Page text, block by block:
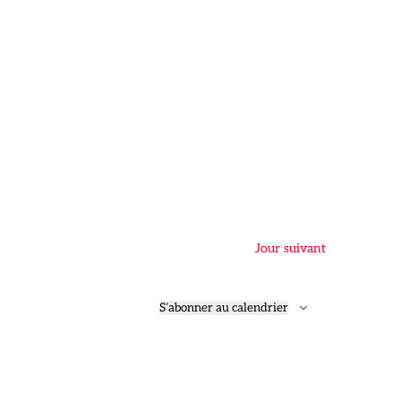
Jour suivant
S’abonner au calendrier